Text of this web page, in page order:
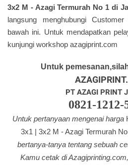
3x2 M - Azagi Termurah No 1 di
langsung menghubungi
bawah ini. Untuk mendapatkan
kunjungi workshop azagiprint.com
Untuk
PT AZAGI PRINT
0821-1212-
Untuk pertanyaan mengenai harga
3x1 | 3x2 M - Azagi Termurah
bertanya-tanya tentang sebuah
Kamu cetak di Azagiprinting.com